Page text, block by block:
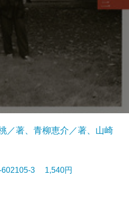
／著、青柳恵介／著、山崎
602105-3 1,540円